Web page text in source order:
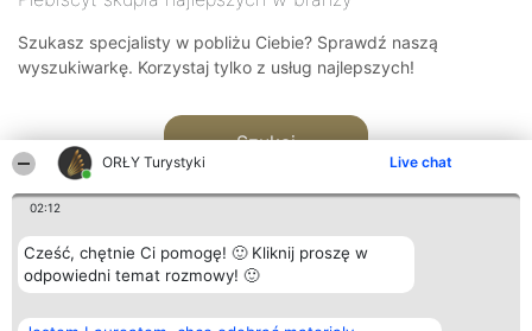
ORŁY Turystyki Live chat
02:12
Cześć, chętnie Ci pomogę! 🙂 Kliknij proszę w
odpowiedni temat rozmowy! 🙂
Szukasz specjalisty w pobliżu Ciebie? Sprawdź naszą
wyszukiwarkę. Korzystaj tylko z usług najlepszych!
Szukaj
Organizator plebiscytu Plebiscyt Kontakt